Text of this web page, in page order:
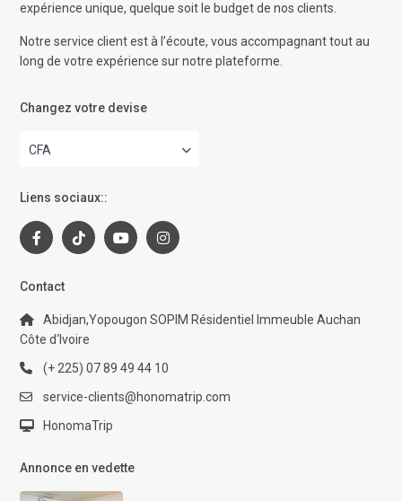
expérience unique, quelque soit le budget de nos clients.
Notre service client est à l’écoute, vous accompagnant tout au
long de votre expérience sur notre plateforme.
Changez votre devise
CFA
Liens sociaux::
Contact
Abidjan,Yopougon SOPIM Résidentiel Immeuble Auchan
Côte d‘Ivoire
(+ 225) 07 89 49 44 10
service-clients@honomatrip.com
HonomaTrip
Annonce en vedette